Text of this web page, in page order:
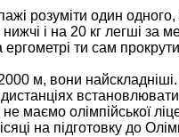
розуміти один
і на 20 кг легші за
ти сам
м, вони
дистанціях
олімпійської
на підготовку до